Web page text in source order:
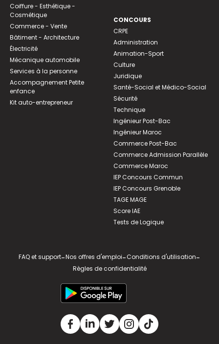
Coiffure - Esthétique -
Cosmétique
Commerce - Vente
Bâtiment - Architecture
Électricité
Mécanique automobile
Services à la personne
Accompagnement Petite
enfance
Kit auto-entrepreneur
CONCOURS
CRPE
Administration
Animation-Sport
Culture
Juridique
Santé-Social et Médico-Social
Sécurité
Technique
Ingénieur Post-Bac
Ingénieur Maroc
Commerce Post-Bac
Commerce Admission Parallèle
Commerce Maroc
IEP Concours Commun
IEP Concours Grenoble
TAGE MAGE
Score IAE
Tests de Logique
FAQ et support-Nos offres d'emploi-Conditions d'utilisation-
Règles de confidentialité